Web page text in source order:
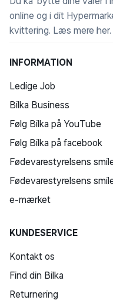
online og i dit
kvittering. Læs mere her.
INFORMATION
Ledige Job
Bilka Business
Følg Bilka på YouTube
Følg Bilka på facebook
Fødevarestyrelsens
Fødevarestyrelsens
e-mærket
KUNDESERVICE
Kontakt os
Find din Bilka
Returnering